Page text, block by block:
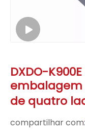
DXDO-
de quatro
compartilhar com: